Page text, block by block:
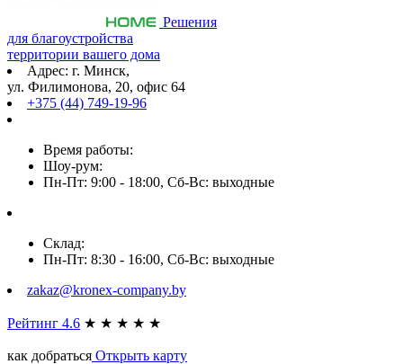
Решения
для благоустройства
территории вашего дома
Адрес: г. Минск,
ул. Филимонова, 20, офис 64
+375 (44) 749-19-96
Время работы:
Шоу-рум:
Пн-Пт: 9:00 - 18:00, Сб-Вс: выходные
Склад:
Пн-Пт: 8:30 - 16:00, Сб-Вс: выходные
zakaz@kronex-company.by
Рейтинг 4.6 ★ ★ ★ ★ ★
как добраться Открыть карту